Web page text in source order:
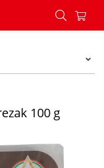
narezak 100 g -
100 g